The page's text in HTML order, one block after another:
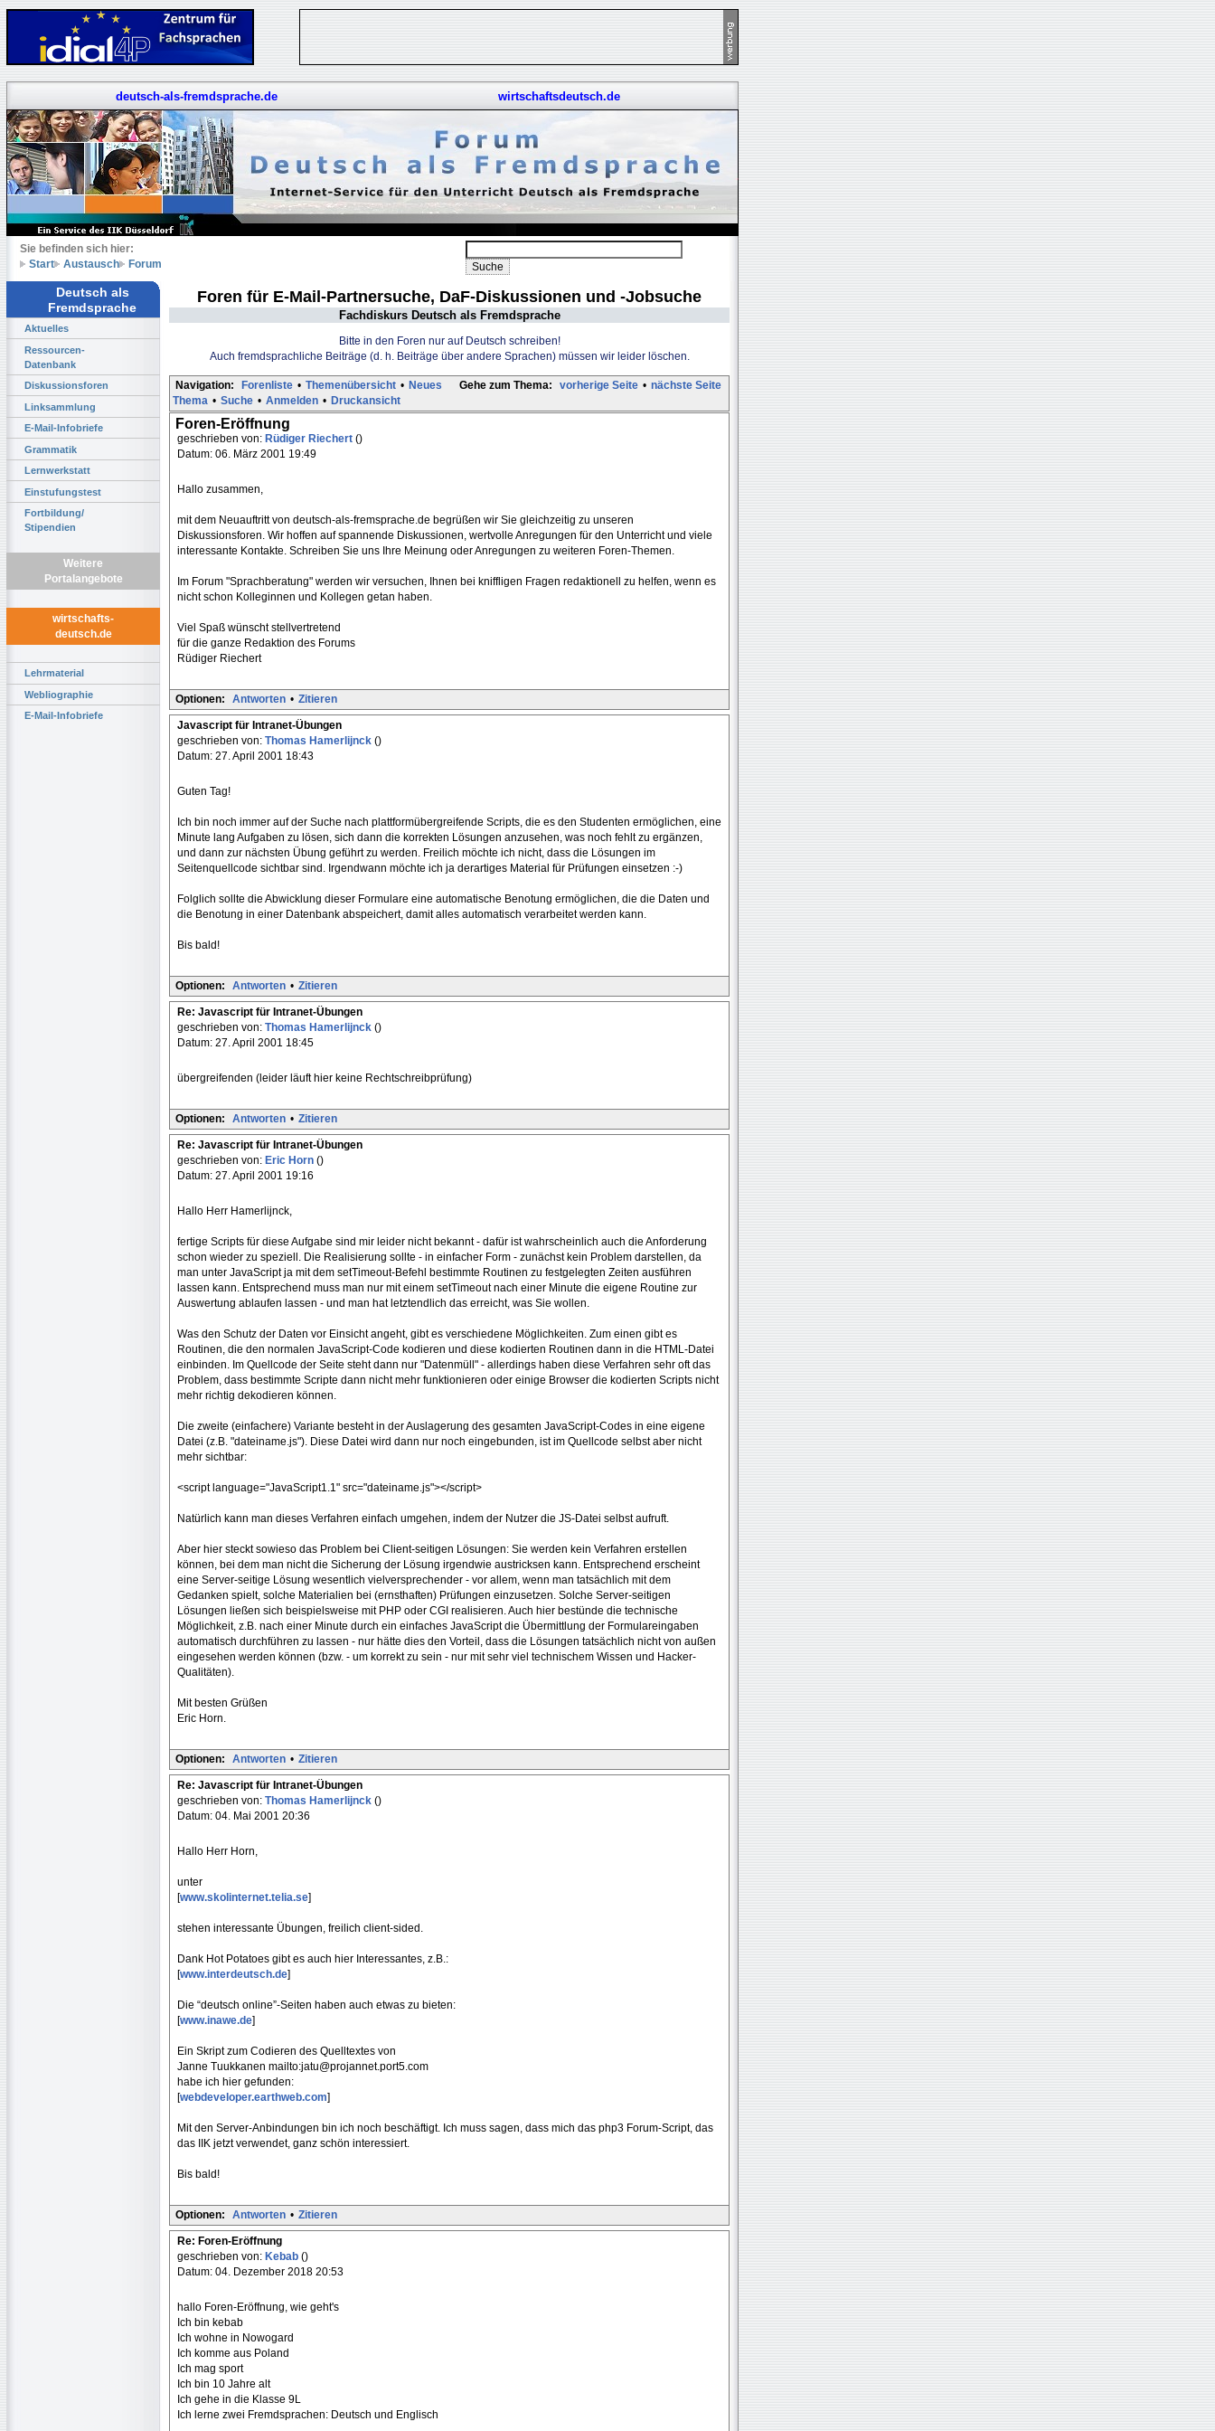
deutsch-als-fremdsprache.de wirtschaftsdeutsch.de
Sie befinden sich hier:
Start
Austausch Forum
Deutsch als
Fremdsprache
Aktuelles
Ressourcen-
Datenbank
Diskussionsforen
Linksammlung
E-Mail-Infobriefe
Grammatik
Lernwerkstatt
Einstufungstest
Fortbildung/
Stipendien
Weitere
Portalangebote
wirtschafts-
deutsch.de
Lehrmaterial
Webliographie
E-Mail-Infobriefe
Foren für E-Mail-Partnersuche, DaF-Diskussionen und -Jobsuche
Fachdiskurs Deutsch als Fremdsprache
Bitte in den Foren nur auf Deutsch schreiben!
Auch fremdsprachliche Beiträge (d. h. Beiträge über andere Sprachen) müssen wir leider löschen.
Gehe zum Thema: vorherige Seite • nächste Seite
Navigation: Forenliste • Themenübersicht • Neues
Thema • Suche • Anmelden • Druckansicht
Foren-Eröffnung
geschrieben von: Rüdiger Riechert ()
Datum: 06. März 2001 19:49
Hallo zusammen,
mit dem Neuauftritt von deutsch-als-fremsprache.de begrüßen wir Sie gleichzeitig zu unseren
Diskussionsforen. Wir hoffen auf spannende Diskussionen, wertvolle Anregungen für den Unterricht und viele
interessante Kontakte. Schreiben Sie uns Ihre Meinung oder Anregungen zu weiteren Foren-Themen.
Im Forum "Sprachberatung" werden wir versuchen, Ihnen bei kniffligen Fragen redaktionell zu helfen, wenn es
nicht schon Kolleginnen und Kollegen getan haben.
Viel Spaß wünscht stellvertretend
für die ganze Redaktion des Forums
Rüdiger Riechert
Optionen: Antworten • Zitieren
Javascript für Intranet-Übungen
geschrieben von: Thomas Hamerlijnck ()
Datum: 27. April 2001 18:43
Guten Tag!
Ich bin noch immer auf der Suche nach plattformübergreifende Scripts, die es den Studenten ermöglichen, eine
Minute lang Aufgaben zu lösen, sich dann die korrekten Lösungen anzusehen, was noch fehlt zu ergänzen,
und dann zur nächsten Übung geführt zu werden. Freilich möchte ich nicht, dass die Lösungen im
Seitenquellcode sichtbar sind. Irgendwann möchte ich ja derartiges Material für Prüfungen einsetzen :-)
Folglich sollte die Abwicklung dieser Formulare eine automatische Benotung ermöglichen, die die Daten und
die Benotung in einer Datenbank abspeichert, damit alles automatisch verarbeitet werden kann.
Bis bald!
Optionen: Antworten • Zitieren
Re: Javascript für Intranet-Übungen
geschrieben von: Thomas Hamerlijnck ()
Datum: 27. April 2001 18:45
übergreifenden (leider läuft hier keine Rechtschreibprüfung)
Optionen: Antworten • Zitieren
Re: Javascript für Intranet-Übungen
geschrieben von: Eric Horn ()
Datum: 27. April 2001 19:16
Hallo Herr Hamerlijnck,
fertige Scripts für diese Aufgabe sind mir leider nicht bekannt - dafür ist wahrscheinlich auch die Anforderung
schon wieder zu speziell. Die Realisierung sollte - in einfacher Form - zunächst kein Problem darstellen, da
man unter JavaScript ja mit dem setTimeout-Befehl bestimmte Routinen zu festgelegten Zeiten ausführen
lassen kann. Entsprechend muss man nur mit einem setTimeout nach einer Minute die eigene Routine zur
Auswertung ablaufen lassen - und man hat letztendlich das erreicht, was Sie wollen.
Was den Schutz der Daten vor Einsicht angeht, gibt es verschiedene Möglichkeiten. Zum einen gibt es
Routinen, die den normalen JavaScript-Code kodieren und diese kodierten Routinen dann in die HTML-Datei
einbinden. Im Quellcode der Seite steht dann nur "Datenmüll" - allerdings haben diese Verfahren sehr oft das
Problem, dass bestimmte Scripte dann nicht mehr funktionieren oder einige Browser die kodierten Scripts nicht
mehr richtig dekodieren können.
Die zweite (einfachere) Variante besteht in der Auslagerung des gesamten JavaScript-Codes in eine eigene
Datei (z.B. "dateiname.js"). Diese Datei wird dann nur noch eingebunden, ist im Quellcode selbst aber nicht
mehr sichtbar:
<script language="JavaScript1.1" src="dateiname.js"></script>
Natürlich kann man dieses Verfahren einfach umgehen, indem der Nutzer die JS-Datei selbst aufruft.
Aber hier steckt sowieso das Problem bei Client-seitigen Lösungen: Sie werden kein Verfahren erstellen
können, bei dem man nicht die Sicherung der Lösung irgendwie austricksen kann. Entsprechend erscheint
eine Server-seitige Lösung wesentlich vielversprechender - vor allem, wenn man tatsächlich mit dem
Gedanken spielt, solche Materialien bei (ernsthaften) Prüfungen einzusetzen. Solche Server-seitigen
Lösungen ließen sich beispielsweise mit PHP oder CGI realisieren. Auch hier bestünde die technische
Möglichkeit, z.B. nach einer Minute durch ein einfaches JavaScript die Übermittlung der Formulareingaben
automatisch durchführen zu lassen - nur hätte dies den Vorteil, dass die Lösungen tatsächlich nicht von außen
eingesehen werden können (bzw. - um korrekt zu sein - nur mit sehr viel technischem Wissen und Hacker-
Qualitäten).
Mit besten Grüßen
Eric Horn.
Optionen: Antworten • Zitieren
Re: Javascript für Intranet-Übungen
geschrieben von: Thomas Hamerlijnck ()
Datum: 04. Mai 2001 20:36
Hallo Herr Horn,
unter
[www.skolinternet.telia.se]
stehen interessante Übungen, freilich client-sided.
Dank Hot Potatoes gibt es auch hier Interessantes, z.B.:
[www.interdeutsch.de]
Die “deutsch online”-Seiten haben auch etwas zu bieten:
[www.inawe.de]
Ein Skript zum Codieren des Quelltextes von
Janne Tuukkanen mailto:jatu@projannet.port5.com
habe ich hier gefunden:
[webdeveloper.earthweb.com]
Mit den Server-Anbindungen bin ich noch beschäftigt. Ich muss sagen, dass mich das php3 Forum-Script, das
das IIK jetzt verwendet, ganz schön interessiert.
Bis bald!
Optionen: Antworten • Zitieren
Re: Foren-Eröffnung
geschrieben von: Kebab ()
Datum: 04. Dezember 2018 20:53
hallo Foren-Eröffnung, wie geht's
Ich bin kebab
Ich wohne in Nowogard
Ich komme aus Poland
Ich mag sport
Ich bin 10 Jahre alt
Ich gehe in die Klasse 9L
Ich lerne zwei Fremdsprachen: Deutsch und Englisch